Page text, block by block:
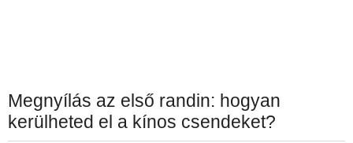
Megnyílás az első randin: hogyan
kerülheted el a kínos csendeket?